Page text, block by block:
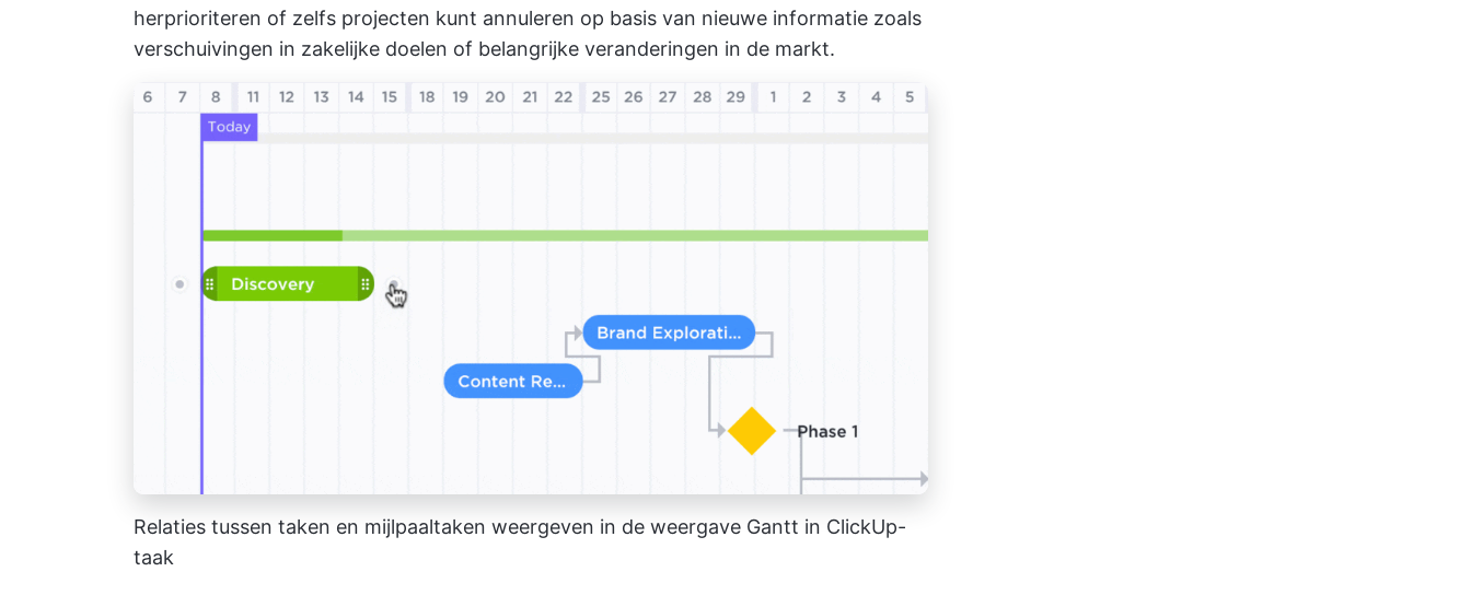
herprioriteren of zelfs projecten kunt annuleren op basis van nieuwe informatie zoals
verschuivingen in zakelijke doelen of belangrijke veranderingen in de markt.
Relaties tussen taken en mijlpaaltaken weergeven in de weergave Gantt in ClickUp-
taak